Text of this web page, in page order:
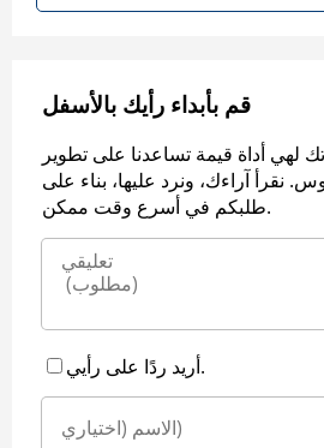
قم بأبداء رأيك بالأسفل
لهي أداة قيمة تساعدنا على تطوير
آراءك، ونرد عليها، بناء على
طلبكم في أسرع وقت ممكن.
أريد ردًا على رأيي.